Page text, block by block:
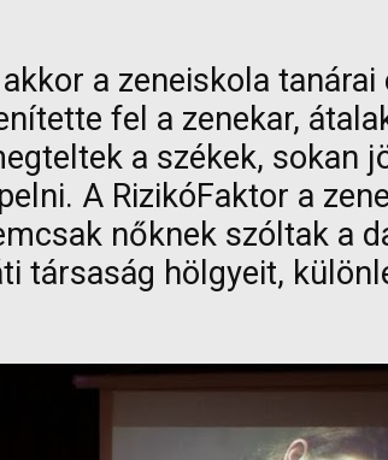
a zeneiskola tanárai
fel a zenekar,
a székek, sokan
A RizikóFaktor a
nőknek szóltak a
társaság hölgyeit,